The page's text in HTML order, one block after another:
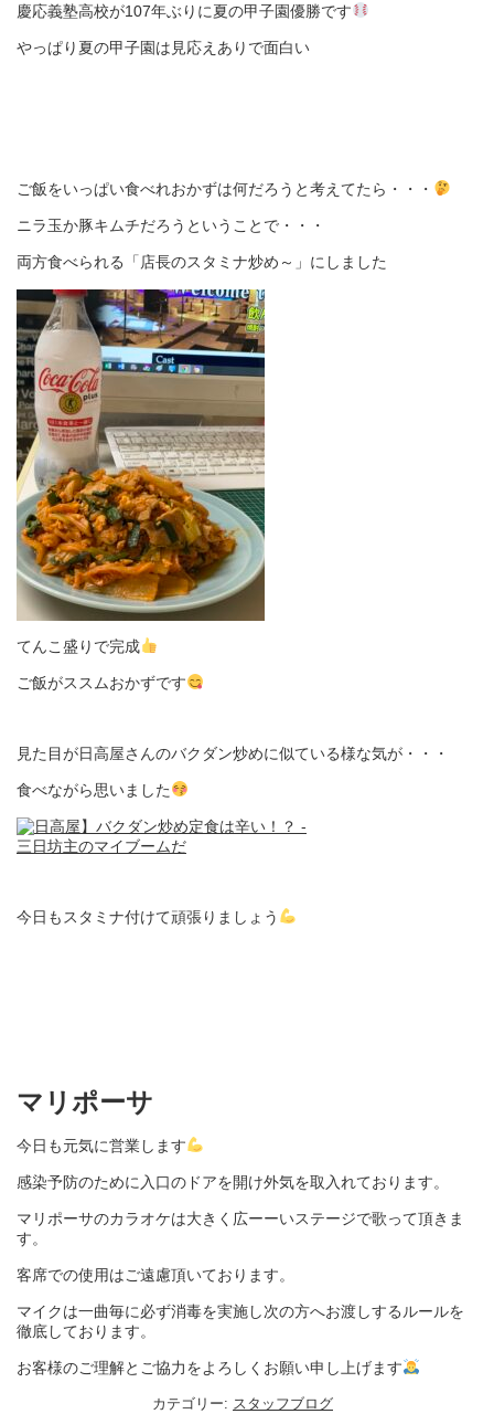
慶応義塾高校が107年ぶりに夏の甲子園優勝です
やっぱり夏の甲子園は見応えありで面白い
ご飯をいっぱい食べれおかずは何だろうと考えてたら・・・
ニラ玉か豚キムチだろうということで・・・
両方食べられる「店長のスタミナ炒め～」にしました
てんこ盛りで完成
ご飯がススムおかずです
見た目が日高屋さんのバクダン炒めに似ている様な気が・・・
食べながら思いました
今日もスタミナ付けて頑張りましょう
マリポーサ
今日も元気に営業します
感染予防のために入口のドアを開け外気を取入れております。
マリポーサのカラオケは大きく広ーーいステージで歌って頂きま
す。
客席での使用はご遠慮頂いております。
マイクは一曲毎に必ず消毒を実施し次の方へお渡しするルールを
徹底しております。
お客様のご理解とご協力をよろしくお願い申し上げます
カテゴリー: スタッフブログ